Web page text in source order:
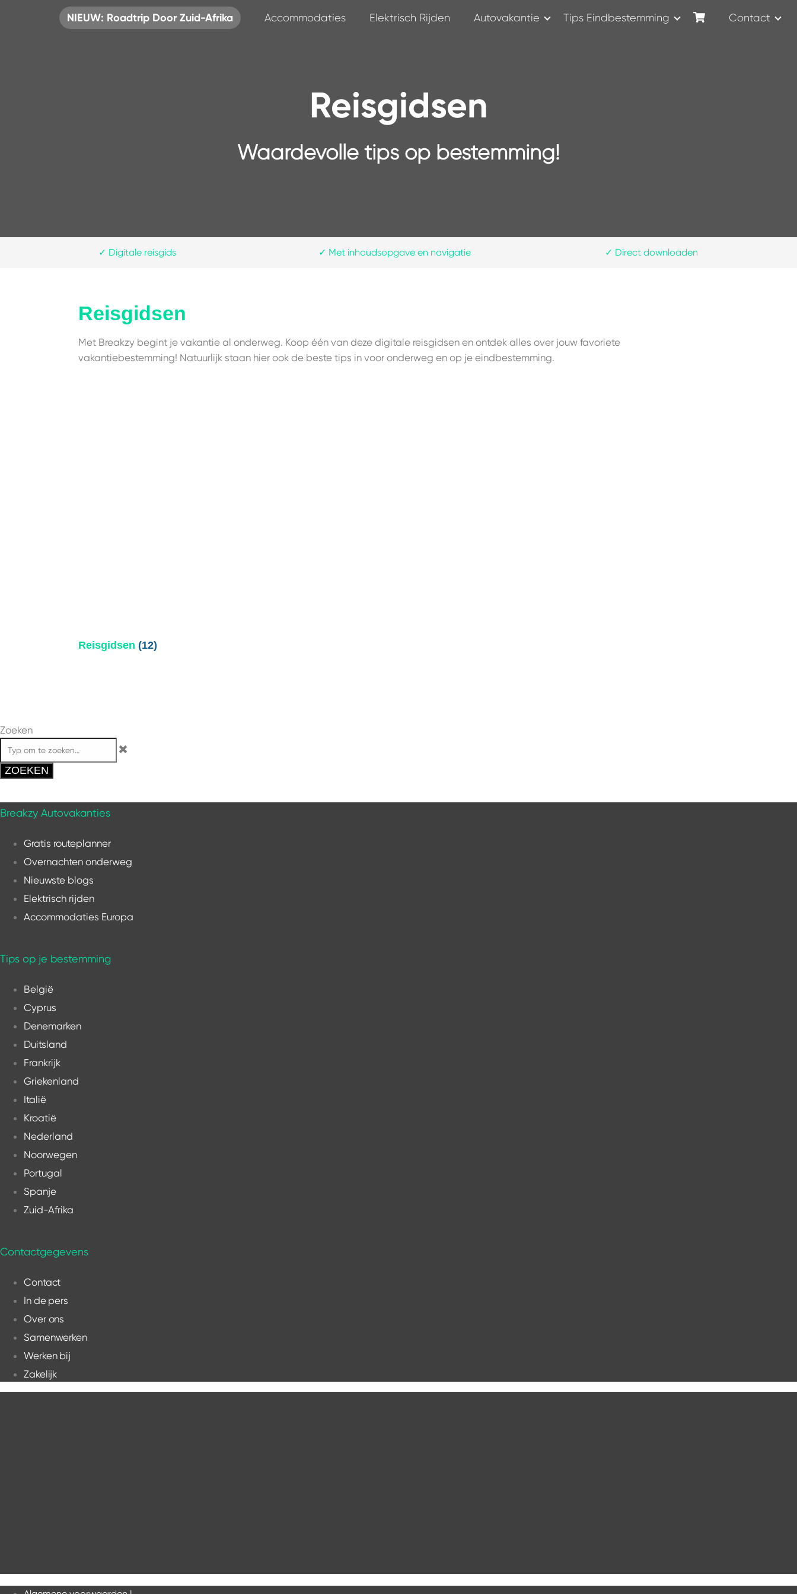
NIEUW: Roadtrip Door Zuid-Afrika Accommodaties Elektrisch Rijden Autovakantie Tips Eindbestemming Contact
Reisgidsen
Waardevolle tips op bestemming!
✓ Digitale reisgids ✓ Met inhoudsopgave en navigatie ✓ Direct downloaden
Reisgidsen
Met Breakzy begint je vakantie al onderweg. Koop één van deze digitale reisgidsen en ontdek alles over jouw favoriete
vakantiebestemming! Natuurlijk staan hier ook de beste tips in voor onderweg en op je eindbestemming.
Reisgidsen (12)
Zoeken
ZOEKEN
Breakzy Autovakanties
Gratis routeplanner
Overnachten onderweg
Nieuwste blogs
Elektrisch rijden
Accommodaties Europa
Tips op je bestemming
België
Cyprus
Denemarken
Duitsland
Frankrijk
Griekenland
Italië
Kroatië
Nederland
Noorwegen
Portugal
Spanje
Zuid-Afrika
Contactgegevens
Contact
In de pers
Over ons
Samenwerken
Werken bij
Zakelijk